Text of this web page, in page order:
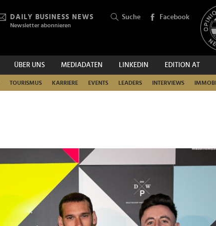
DAILY BUSINESS NEWS
Newsletter abonnieren
Suche Facebook
ÜBER UNS MEDIADATEN LINKEDIN EDITION AT
TOURISMUS KARRIERE EVENTS LEADERS INTERVIEWS
SUCHEN